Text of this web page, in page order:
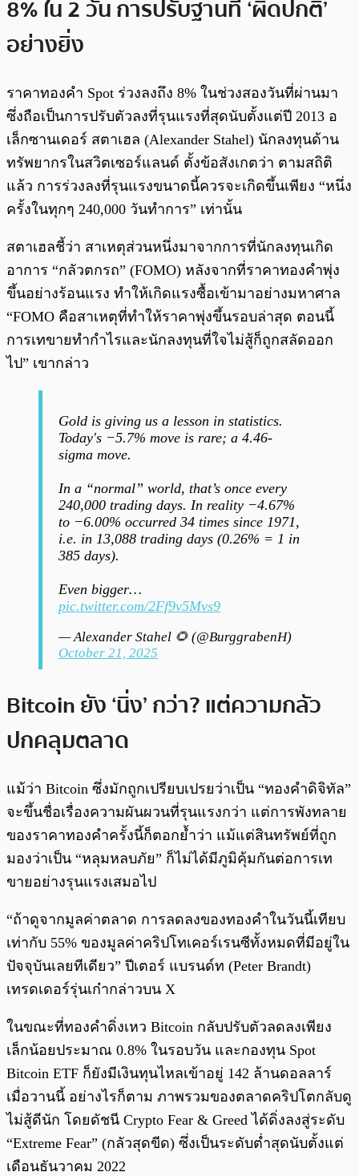
8% ใน 2 วัน การปรับฐานที่ ‘ผิดปกติ’
อย่างยิ่ง
ราคาทองคำ Spot ร่วงลงถึง 8% ในช่วงสองวันที่ผ่านมา
ซึ่งถือเป็นการปรับตัวลงที่รุนแรงที่สุดนับตั้งแต่ปี 2013 อ
เล็กซานเดอร์ สตาเฮล (Alexander Stahel) นักลงทุนด้าน
ทรัพยากรในสวิตเซอร์แลนด์ ตั้งข้อสังเกตว่า ตามสถิติ
แล้ว การร่วงลงที่รุนแรงขนาดนี้ควรจะเกิดขึ้นเพียง “หนึ่ง
ครั้งในทุกๆ 240,000 วันทำการ” เท่านั้น
สตาเฮลชี้ว่า สาเหตุส่วนหนึ่งมาจากการที่นักลงทุนเกิด
อาการ “กลัวตกรถ” (FOMO) หลังจากที่ราคาทองคำพุ่ง
ขึ้นอย่างร้อนแรง ทำให้เกิดแรงซื้อเข้ามาอย่างมหาศาล
“FOMO คือสาเหตุที่ทำให้ราคาพุ่งขึ้นรอบล่าสุด ตอนนี้
การเทขายทำกำไรและนักลงทุนที่ใจไม่สู้ก็ถูกสลัดออก
ไป” เขากล่าว
Gold is giving us a lesson in statistics.
Today's −5.7% move is rare; a 4.46-
sigma move.
In a “normal” world, that’s once every
240,000 trading days. In reality −4.67%
to −6.00% occurred 34 times since 1971,
i.e. in 13,088 trading days (0.26% = 1 in
385 days).
Even bigger…
pic.twitter.com/2Ff9v5Mvs9
— Alexander Stahel 🌻 (@BurggrabenH)
October 21, 2025
Bitcoin ยัง ‘นิ่ง’ กว่า? แต่ความกลัว
ปกคลุมตลาด
แม้ว่า Bitcoin ซึ่งมักถูกเปรียบเปรยว่าเป็น “ทองคำดิจิทัล”
จะขึ้นชื่อเรื่องความผันผวนที่รุนแรงกว่า แต่การพังทลาย
ของราคาทองคำครั้งนี้ก็ตอกย้ำว่า แม้แต่สินทรัพย์ที่ถูก
มองว่าเป็น “หลุมหลบภัย” ก็ไม่ได้มีภูมิคุ้มกันต่อการเท
ขายอย่างรุนแรงเสมอไป
“ถ้าดูจากมูลค่าตลาด การลดลงของทองคำในวันนี้เทียบ
เท่ากับ 55% ของมูลค่าคริปโทเคอร์เรนซีทั้งหมดที่มีอยู่ใน
ปัจจุบันเลยทีเดียว” ปีเตอร์ แบรนด์ท (Peter Brandt)
เทรดเดอร์รุ่นเก๋ากล่าวบน X
ในขณะที่ทองคำดิ่งเหว Bitcoin กลับปรับตัวลดลงเพียง
เล็กน้อยประมาณ 0.8% ในรอบวัน และกองทุน Spot
Bitcoin ETF ก็ยังมีเงินทุนไหลเข้าอยู่ 142 ล้านดอลลาร์
เมื่อวานนี้ อย่างไรก็ตาม ภาพรวมของตลาดคริปโตกลับดู
ไม่สู้ดีนัก โดยดัชนี Crypto Fear & Greed ได้ดิ่งลงสู่ระดับ
“Extreme Fear” (กลัวสุดขีด) ซึ่งเป็นระดับต่ำสุดนับตั้งแต่
เดือนธันวาคม 2022